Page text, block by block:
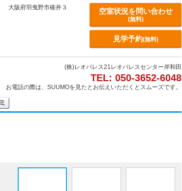
大阪府羽曳野市碓井３ 空室状況を問い合わせ
(無料)
見学予約(無料)
(株)レオパレス21レオパレスセンター岸和田
TEL: 050-3652-6048
お電話の際は、SUUMOを見たとお伝えいただくとスムーズです。